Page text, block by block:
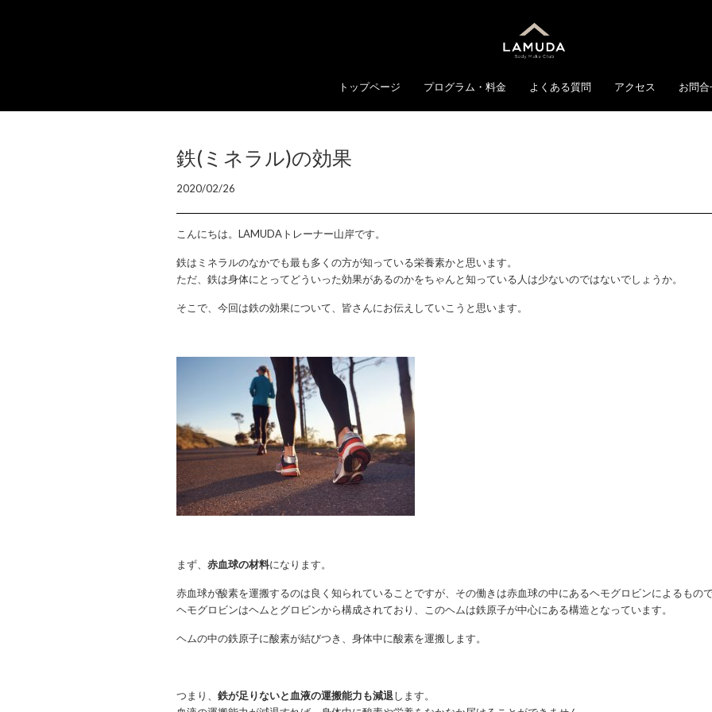
トップページ プログラム・料金 よくある質問 アクセス お問合
鉄(ミネラル)の効果
2020/02/26
こんにちは。LAMUDAトレーナー山岸です。
鉄はミネラルのなかでも最も多くの方が知っている栄養素かと思います。
ただ、鉄は身体にとってどういった効果があるのかをちゃんと知っている人は少ないのではないでしょうか。
そこで、今回は鉄の効果について、皆さんにお伝えしていこうと思います。
まず、 赤血球の材料になります。
赤血球が酸素を運搬するのは良く知られていることですが、その働きは赤血球の中にあるヘモグロビンによるもの
ヘモグロビンはヘムとグロビンから構成されており、このヘムは鉄原子が中心にある構造となっています。
ヘムの中の鉄原子に酸素が結びつき、身体中に酸素を運搬します。
つまり、 鉄が足りないと血液の運搬能力も減退します。